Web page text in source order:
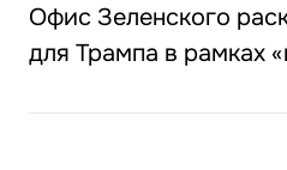
Офис Зеленского
для Трампа в рамках